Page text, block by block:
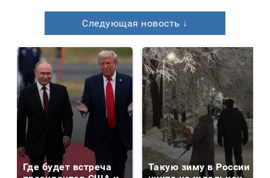
Следующая новость ↓
Где будет встреча
Такую зиму в России